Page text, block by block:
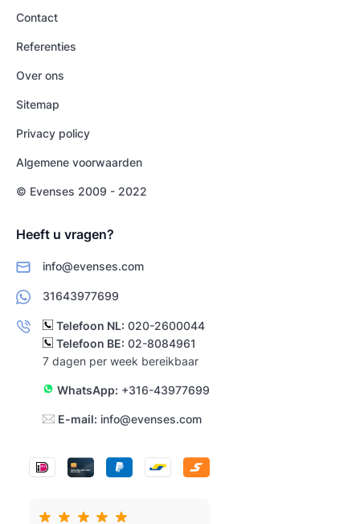
Contact
Referenties
Over ons
Sitemap
Privacy policy
Algemene voorwaarden
© Evenses 2009 - 2022
Heeft u vragen?
info@evenses.com
31643977699
Telefoon NL: 020-2600044
Telefoon BE: 02-8084961
7 dagen per week bereikbaar
WhatsApp: +316-43977699
E-mail: info@evenses.com